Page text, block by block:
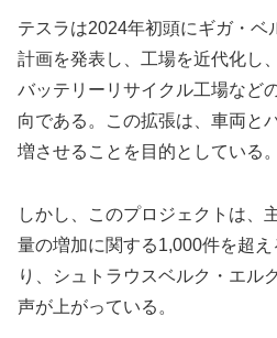
テスラは2024年初頭にギガ・ベ
計画を発表し、工場を近代化し
バッテリーリサイクル工場など
向である。この拡張は、車両と
増させることを目的としている。
しかし、このプロジェクトは、
量の増加に関する1,000件を超
り、シュトラウスベルク・エル
声が上がっている。